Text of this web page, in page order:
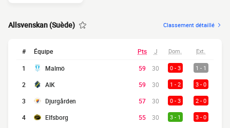
Allsvenskan (Suède) Classement détaillé
# Équipe Pts J Dom. Ext.
1 Malmö 59 30 0 - 3 1 - 1
2 AIK 59 30 1 - 2 3 - 0
3 Djurgården 57 30 0 - 3 2 - 0
4 Elfsborg 55 30 3 - 1 3 - 0